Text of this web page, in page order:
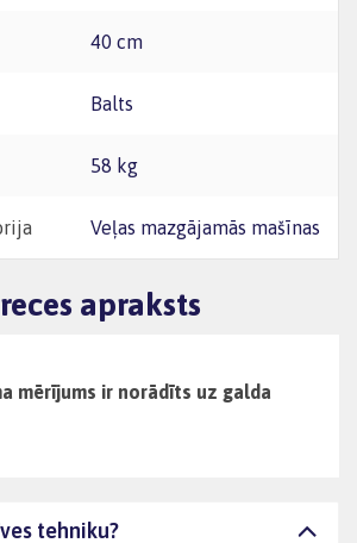
40 cm
Balts
58 kg
Veļas mazgājamās mašīnas
apraksts
mērījums ir norādīts uz galda
tehniku?